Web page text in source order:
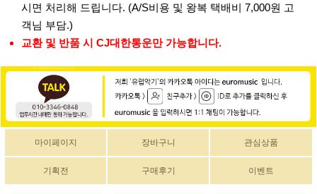
시면 처리해 드립니다. (A/S비용 및 왕복 택배비 7,000원 고
객님 부담.)
교환 및 반품 시 CJ대한통운만 가능합니다.
마이페이지 장바구니 관심상품
기획전 구매후기 이벤트